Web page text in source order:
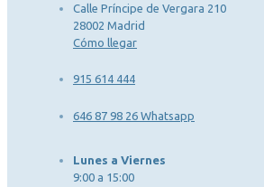
Calle Príncipe de Vergara 210
28002 Madrid
Cómo llegar
915 614 444
646 87 98 26 Whatsapp
Lunes a Viernes
9:00 a 15:00